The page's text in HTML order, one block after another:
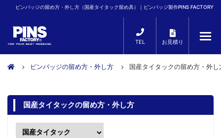
ピンバッジの留め方・外し方（国産タイタック留め具）｜ピンバッジ製作PINS FACTORY
TEL お見積り
ピンバッジの留め方・外し方 国産タイタックの留め方・外し
国産タイタックの留め方・外し方